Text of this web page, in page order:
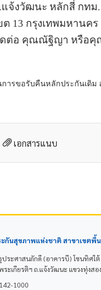
แจ้งวัฒนะ หลักสี่ กท
ต 13 กรุงเทพมหานค
ต่อ คุณณัฐิญา หรือคุ
การขอรับคืนหลักประกันเดิม
เอกสารแนบ
กันสุขภาพแห่งชาติ สาขาเขตพื้
ประศาสนภักดี (อาคารบี) โซนทิศใ
ระเกียรติฯ ถ.แจ้งวัฒนะ แขวงทุ่งส
1000